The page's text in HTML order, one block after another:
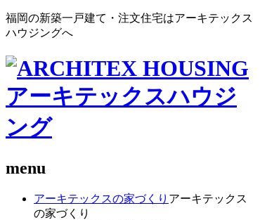
福岡の新築一戸建て・注文住宅はアーキテックス
ハウジングへ
menu
アーキテックスの家づくり アーキテックス
の家づくり